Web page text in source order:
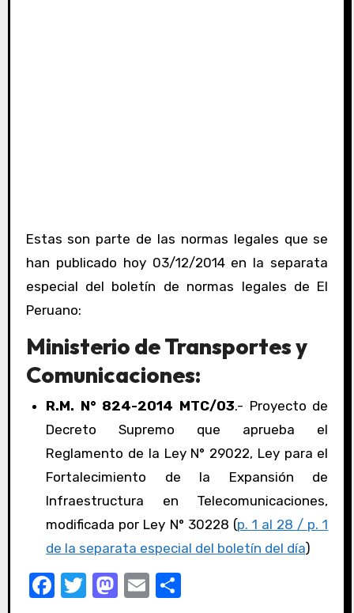
Estas son parte de las normas legales que se
han publicado hoy 03/12/2014 en la separata
especial del boletín de normas legales de El
Peruano:
Ministerio de Transportes y
Comunicaciones:
R.M. N° 824-2014 MTC/03.- Proyecto de
Decreto Supremo que aprueba el
Reglamento de la Ley N° 29022, Ley para el
Fortalecimiento de la Expansión de
Infraestructura en Telecomunicaciones,
modificada por Ley N° 30228 (p. 1 al 28 / p. 1
de la separata especial del boletín del día)
F T M E C